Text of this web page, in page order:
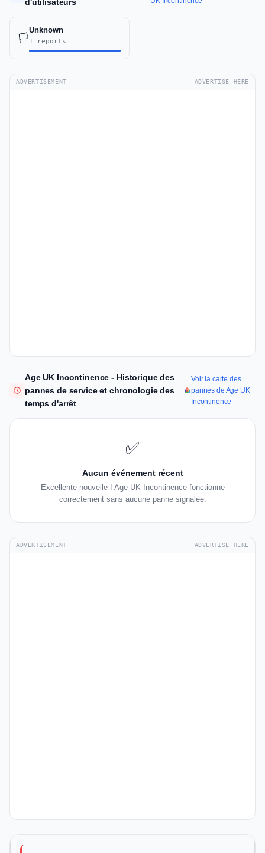
d'utilisateurs
🏳️
Unknown
1 reports
ADVERTISEMENT ADVERTISE HERE
Age UK Incontinence - Historique des
pannes de service et chronologie des
temps d'arrêt
Voir la carte des
pannes de Age UK
Incontinence
✅
Aucun événement récent
Excellente nouvelle ! Age UK Incontinence fonctionne
correctement sans aucune panne signalée.
ADVERTISEMENT ADVERTISE HERE